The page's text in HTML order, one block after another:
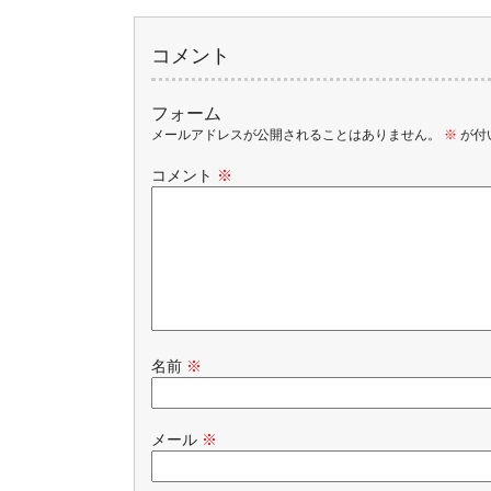
コメント
フォーム
メールアドレスが公開されることはありません。 ※ が付
コメント ※
名前 ※
メール ※